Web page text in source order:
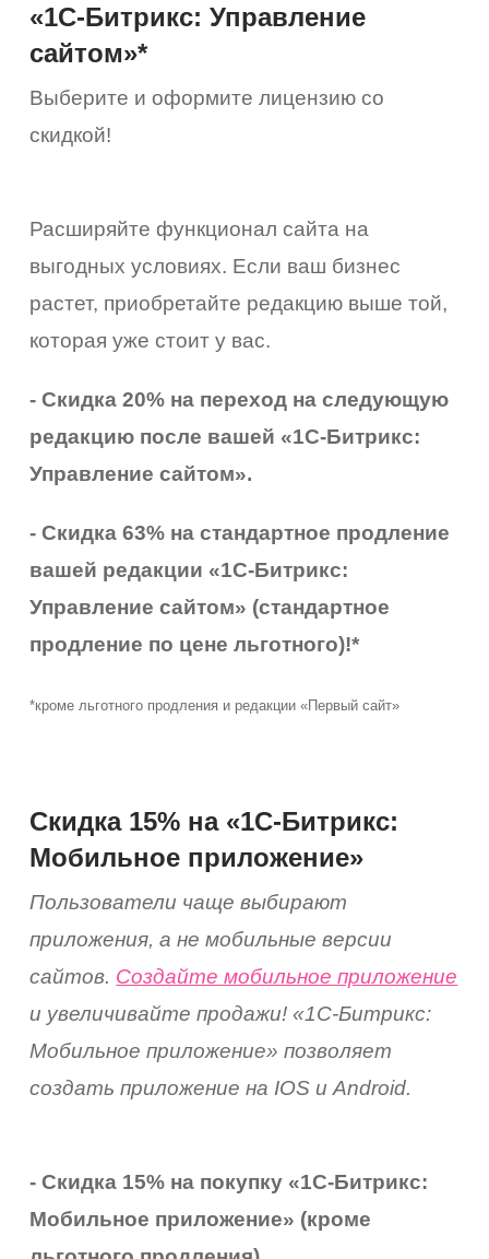
«1С-Битрикс: Управление
сайтом»*
Выберите и оформите лицензию со
скидкой!
Расширяйте функционал сайта на
выгодных условиях. Если ваш бизнес
растет, приобретайте редакцию выше той,
которая уже стоит у вас.
- Скидка 20% на переход на следующую
редакцию после вашей «1С-Битрикс:
Управление сайтом».
- Скидка 63% на стандартное продление
вашей редакции «1С-Битрикс:
Управление сайтом» (стандартное
продление по цене льготного)!*
*кроме льготного продления и редакции «Первый сайт»
Скидка 15% на «1С-Битрикс:
Мобильное приложение»
Пользователи чаще выбирают
приложения, а не мобильные версии
сайтов. Создайте мобильное приложение
и увеличивайте продажи! «1С-Битрикс:
Мобильное приложение» позволяет
создать приложение на IOS и Android.
- Скидка 15% на покупку «1С-Битрикс:
Мобильное приложение» (кроме